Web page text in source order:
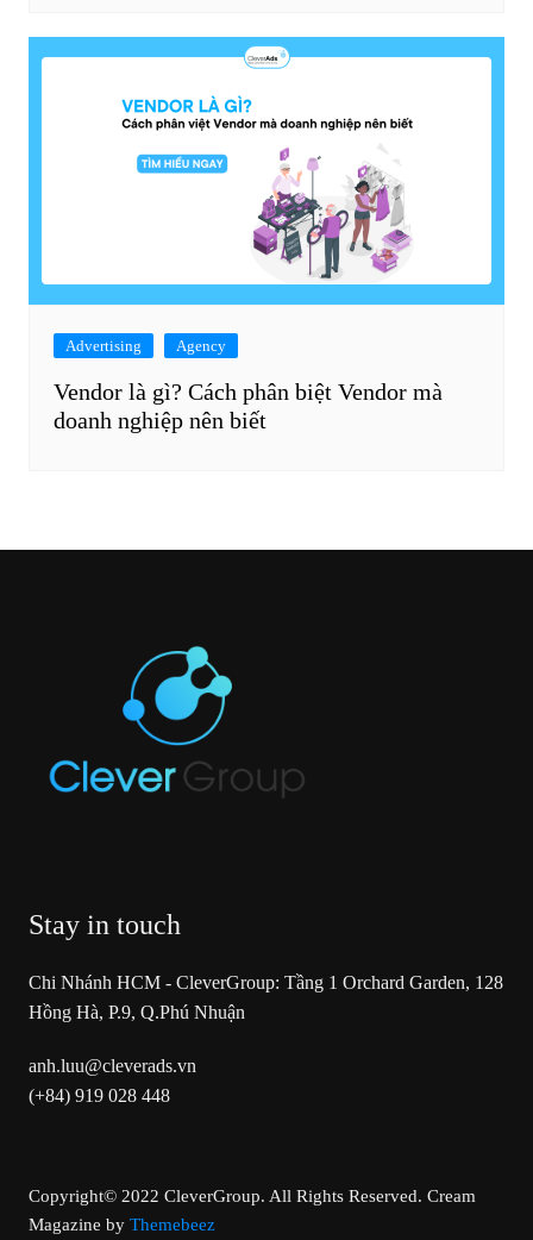
Advertising Agency
Vendor là gì? Cách phân biệt Vendor mà
doanh nghiệp nên biết
Stay in touch
Chi Nhánh HCM - CleverGroup: Tầng 1 Orchard Garden, 128
Hồng Hà, P.9, Q.Phú Nhuận
anh.luu@cleverads.vn
(+84) 919 028 448
Copyright© 2022 CleverGroup. All Rights Reserved. Cream
Magazine by Themebeez